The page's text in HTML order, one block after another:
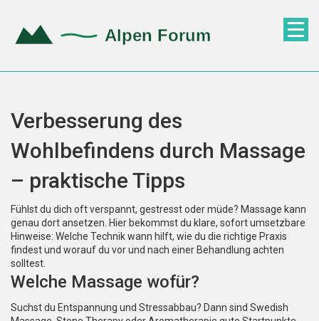
Verbesserung des
Wohlbefindens durch Massage
– praktische Tipps
Fühlst du dich oft verspannt, gestresst oder müde? Massage kann
genau dort ansetzen. Hier bekommst du klare, sofort umsetzbare
Hinweise: Welche Technik wann hilft, wie du die richtige Praxis
findest und worauf du vor und nach einer Behandlung achten
solltest.
Welche Massage wofür?
Suchst du Entspannung und Stressabbau? Dann sind Swedish